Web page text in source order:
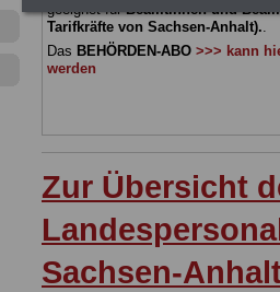
geeignet fürBeamtinnen und
Tarifkräfte von Sachsen-Anhalt)..
Das BEHÖRDEN-ABO >>> kann
werden
Zur Übersicht
Sachsen-